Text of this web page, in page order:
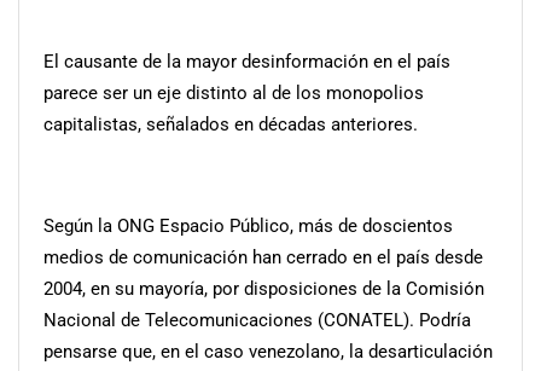
El causante de la mayor desinformación en el país
parece ser un eje distinto al de los monopolios
capitalistas, señalados en décadas anteriores.
Según la ONG Espacio Público, más de doscientos
medios de comunicación han cerrado en el país desde
2004, en su mayoría, por disposiciones de la Comisión
Nacional de Telecomunicaciones (CONATEL). Podría
pensarse que, en el caso venezolano, la desarticulación